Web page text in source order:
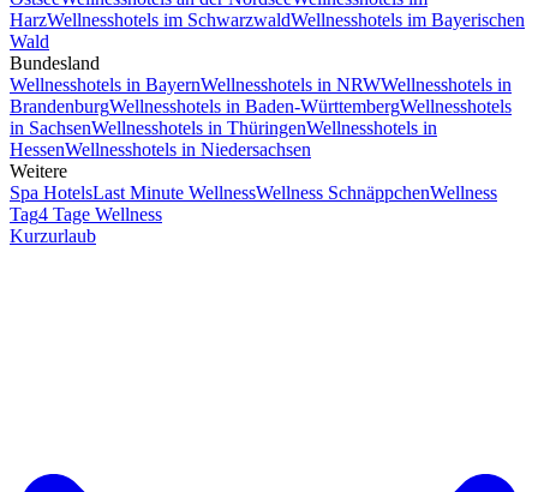
HarzWellnesshotels im SchwarzwaldWellnesshotels im Bayerischen
Wald
Bundesland
Wellnesshotels in BayernWellnesshotels in NRWWellnesshotels in
BrandenburgWellnesshotels in Baden-WürttembergWellnesshotels
in SachsenWellnesshotels in ThüringenWellnesshotels in
HessenWellnesshotels in Niedersachsen
Weitere
Spa HotelsLast Minute WellnessWellness SchnäppchenWellness
Tag4 Tage Wellness
Kurzurlaub